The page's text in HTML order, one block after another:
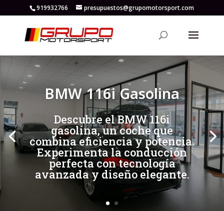
919932766 presupuestos@grupomotorsport.com
BMW 116i Gasolina
Descubre el BMW 116i
gasolina, un coche que
combina eficiencia y potencia.
Experimenta la conducción
perfecta con tecnología
avanzada y diseño elegante.
[/et_pb_slide] [/et_pb_slide]